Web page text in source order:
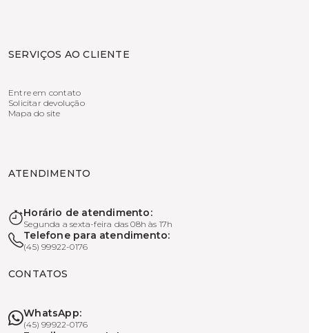
SERVIÇOS AO CLIENTE
Entre em contato
Solicitar devolução
Mapa do site
ATENDIMENTO
Horário de atendimento:
Segunda a sexta-feira das 08h às 17h
Telefone para atendimento:
(45) 99922-0176
CONTATOS
WhatsApp:
(45) 99922-0176